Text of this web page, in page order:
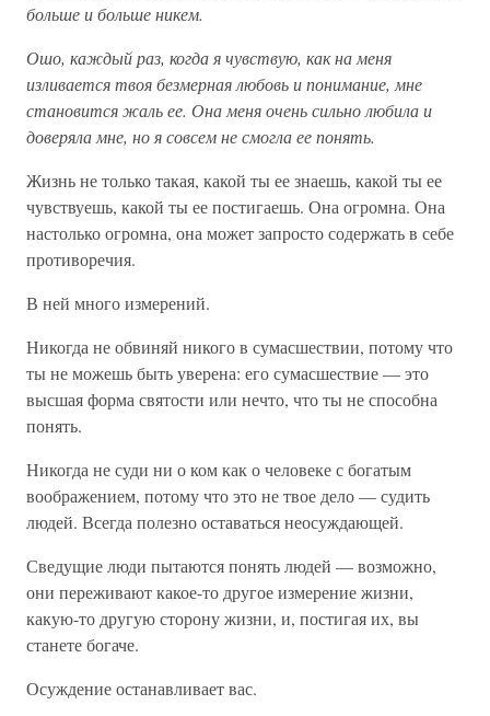
больше и больше никем.
Ошо, каждый раз, когда я чувствую, как на меня
изливается твоя безмерная любовь и понимание, мне
становится жаль ее. Она меня очень сильно любила и
доверяла мне, но я совсем не смогла ее понять.
Жизнь не только такая, какой ты ее знаешь, какой ты ее
чувствуешь, какой ты ее постигаешь. Она огромна. Она
настолько огромна, она может запросто содержать в себе
противоречия.
В ней много измерений.
Никогда не обвиняй никого в сумасшествии, потому что
ты не можешь быть уверена: его сумасшествие — это
высшая форма святости или нечто, что ты не способна
понять.
Никогда не суди ни о ком как о человеке с богатым
воображением, потому что это не твое дело — судить
людей. Всегда полезно оставаться неосуждающей.
Сведущие люди пытаются понять людей — возможно,
они переживают какое-то другое измерение жизни,
какую-то другую сторону жизни, и, постигая их, вы
станете богаче.
Осуждение останавливает вас.